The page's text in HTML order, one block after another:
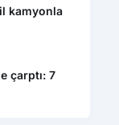
kamyonla
çarptı: 7